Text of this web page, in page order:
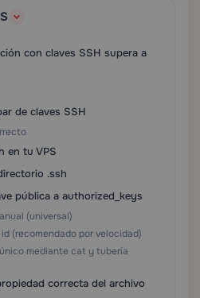
con claves SSH supera a
de claves SSH
en tu VPS
.ssh
pública a authorized_keys
(universal)
(recomendado por velocidad)
mediante cat y tubería
correcta del archivo